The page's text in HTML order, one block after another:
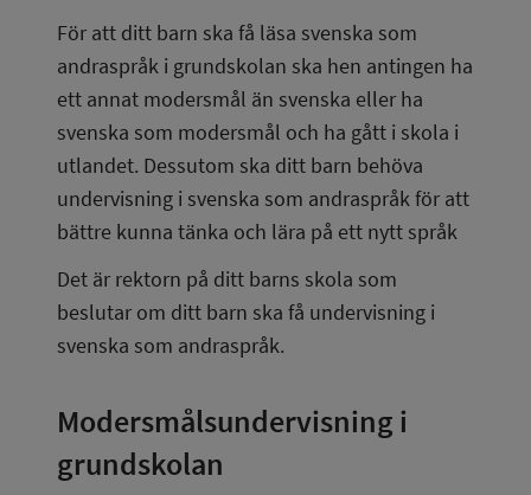
För att ditt barn ska få läsa svenska som
andraspråk i grundskolan ska hen antingen ha
ett annat modersmål än svenska eller ha
svenska som modersmål och ha gått i skola i
utlandet. Dessutom ska ditt barn behöva
undervisning i svenska som andraspråk för att
bättre kunna tänka och lära på ett nytt språk
Det är rektorn på ditt barns skola som
beslutar om ditt barn ska få undervisning i
svenska som andraspråk.
Modersmålsundervisning i
grundskolan